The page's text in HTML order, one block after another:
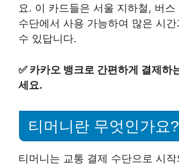
요. 이 카드들은 서울 지하철, 버스
수단에서 사용 가능하여 많은 시
수 있답니다.
✅ 카카오 뱅크로 간편하게 결제하
세요.
티머니란 무엇인가요?
티머니는 교통 결제 수단으로 시